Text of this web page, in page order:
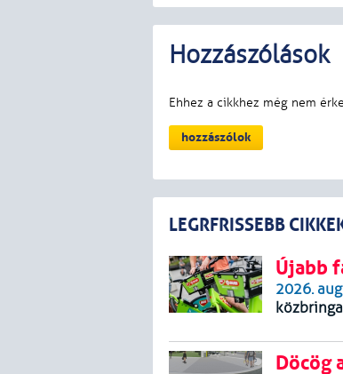
LEGRFRISSEBB
Újabb
2026.
Döcög